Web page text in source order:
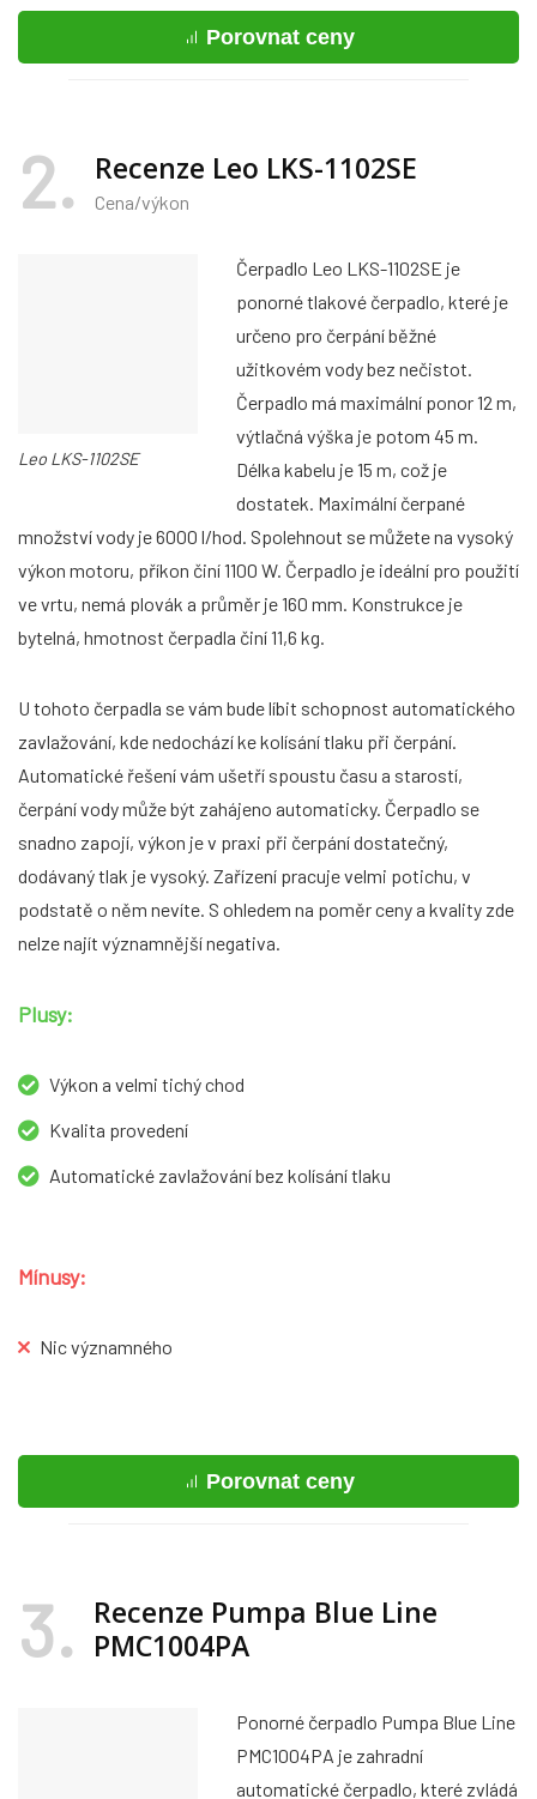
Porovnat ceny
2 Recenze Leo LKS-1102SE
Cena/výkon
Leo LKS-1102SE
Čerpadlo Leo LKS-1102SE je
ponorné tlakové čerpadlo, které je
určeno pro čerpání běžné
užitkovém vody bez nečistot.
Čerpadlo má maximální ponor 12 m,
výtlačná výška je potom 45 m.
Délka kabelu je 15 m, což je
dostatek. Maximální čerpané
množství vody je 6000 l/hod. Spolehnout se můžete na vysoký
výkon motoru, příkon činí 1100 W. Čerpadlo je ideální pro použití
ve vrtu, nemá plovák a průměr je 160 mm. Konstrukce je
bytelná, hmotnost čerpadla činí 11,6 kg.
U tohoto čerpadla se vám bude líbit schopnost automatického
zavlažování, kde nedochází ke kolísání tlaku při čerpání.
Automatické řešení vám ušetří spoustu času a starostí,
čerpání vody může být zahájeno automaticky. Čerpadlo se
snadno zapojí, výkon je v praxi při čerpání dostatečný,
dodávaný tlak je vysoký. Zařízení pracuje velmi potichu, v
podstatě o něm nevíte. S ohledem na poměr ceny a kvality zde
nelze najít významnější negativa.
Plusy:
Výkon a velmi tichý chod
Kvalita provedení
Automatické zavlažování bez kolísání tlaku
Mínusy:
Nic významného
Porovnat ceny
3
Recenze Pumpa Blue Line
PMC1004PA
Ponorné čerpadlo Pumpa Blue Line
PMC1004PA je zahradní
automatické čerpadlo, které zvládá